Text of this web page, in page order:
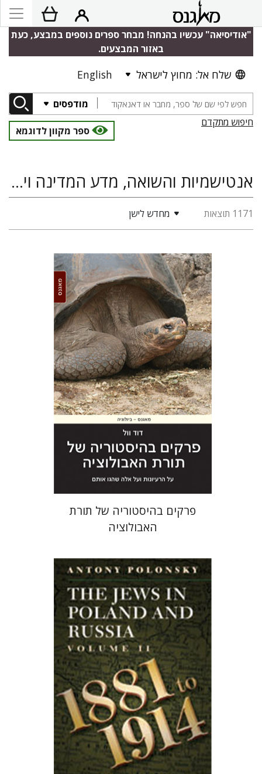
"אודיסיאה" עכשיו בהנחה! מבחר ספרים נוספים במבצע, כעת
באזור המבצעים.
שלח אל: מחוץ לישראל English
מודפסים
חיפוש מתקדם
ספר מקוון לדוגמא
אנטישמיות והשואה, מדע המדינה ויחסים בין-לאומיים, היסטוריה
1171 תוצאות מחדש לישן
דוד וול
הנחת אתר ספר מודפס
$42
$38
פרקים בהיסטוריה של תורת
האבולוציה
אנטוני פולונסקי
הנחת אתר ספר מודפס
$71
$64